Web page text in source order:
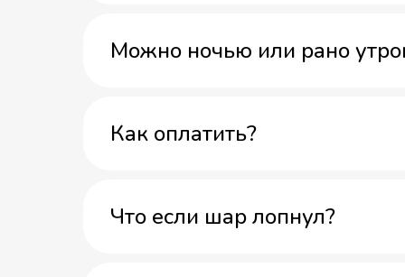
Можно ночью или рано
Как оплатить?
Что если шар лопнул?